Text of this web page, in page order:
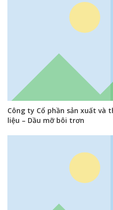
Công ty Cổ phần sản xuất và
liệu – Dầu mỡ bôi trơn